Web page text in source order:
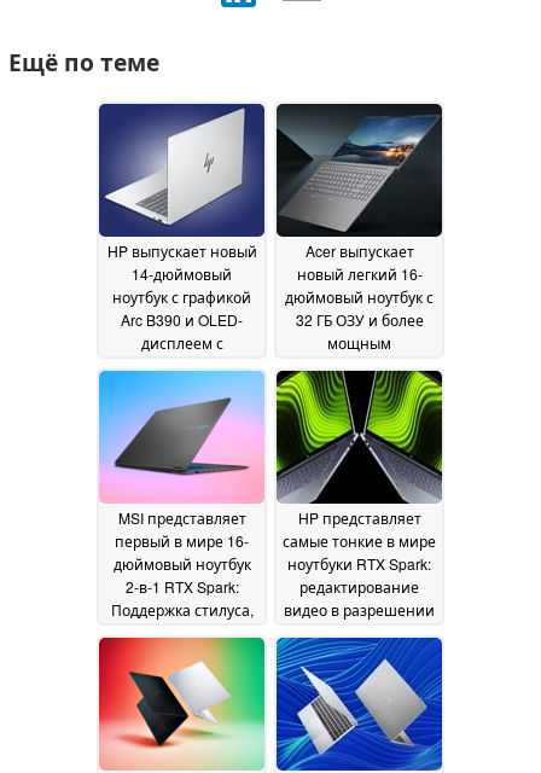
Ещё по теме
HP выпускает новый
14-дюймовый
ноутбук с графикой
Arc B390 и OLED-
дисплеем с
нит 02 June 2026
Acer выпускает
новый легкий 16-
дюймовый ноутбук с
32 ГБ ОЗУ и более
мощным
Panther Lake02 June
2026
MSI представляет
первый в мире 16-
дюймовый ноутбук
2-в-1 RTX Spark:
Поддержка стилуса,
June 2026
HP представляет
самые тонкие в мире
ноутбуки RTX Spark:
редактирование
видео в разрешении
батарея на весь
день01 June 2026